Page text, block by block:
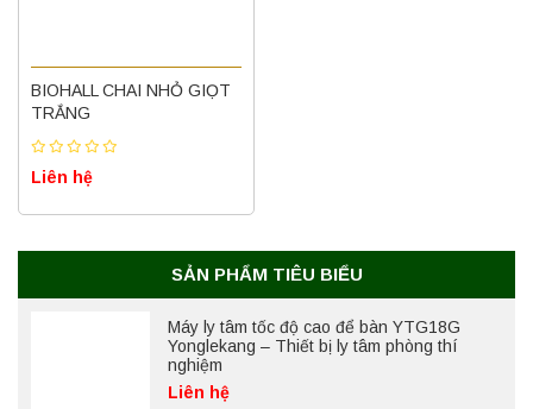
BIOHALL CHAI NHỎ GIỌT
TRẮNG
Liên hệ
SẢN PHẨM TIÊU BIỂU
Yonglekang – Máy ly tâm phòng thí nghiệm
Liên hệ
Máy ly tâm tốc độ cao để bàn YTG18G
Yonglekang – Thiết bị ly tâm phòng thí
nghiệm
Liên hệ